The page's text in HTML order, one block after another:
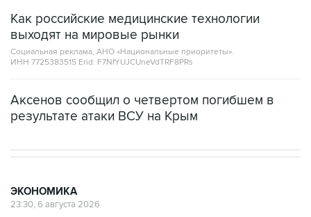
Как российские медицинские технологии
выходят на мировые рынки
Социальная реклама, АНО «Национальные приоритеты».
ИНН 7725383515 Erid: F7NfYUJCUneVdTRF8PRs
Аксенов сообщил о четвертом погибшем в
результате атаки ВСУ на Крым
ЭКОНОМИКА
23:30, 6 августа 2026